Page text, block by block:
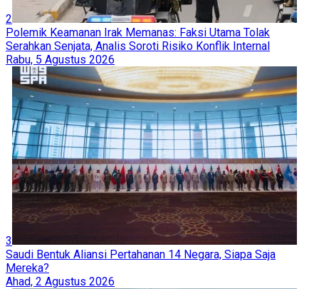
2
Polemik Keamanan Irak Memanas: Faksi Utama Tolak
Serahkan Senjata, Analis Soroti Risiko Konflik Internal
Rabu, 5 Agustus 2026
3
Saudi Bentuk Aliansi Pertahanan 14 Negara, Siapa Saja
Mereka?
Ahad, 2 Agustus 2026